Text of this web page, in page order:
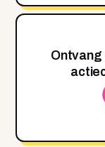
Ontvang